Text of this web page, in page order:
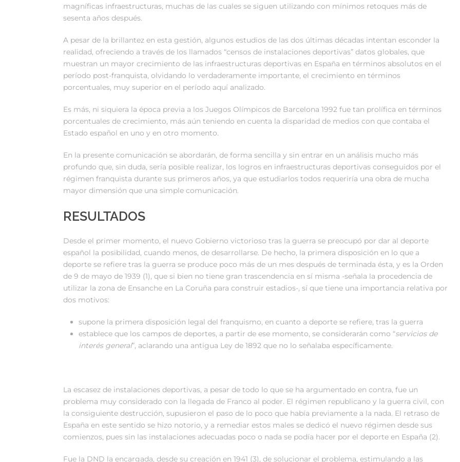
magníficas infraestructuras, muchas de las cuales se siguen utilizando con mínimos retoques más de
sesenta años después.
A pesar de la brillantez en esta gestión, algunos estudios de las dos últimas décadas intentan esconder la
realidad, ofreciendo a través de los llamados “censos de instalaciones deportivas” datos globales, que
muestran un mayor crecimiento de las infraestructuras deportivas en España en términos absolutos en el
período post-franquista, olvidando lo verdaderamente importante, el crecimiento en términos
porcentuales, muy superior en el período aquí analizado.
Es más, ni siquiera la época previa a los Juegos Olímpicos de Barcelona 1992 fue tan prolífica en términos
porcentuales de crecimiento, más aún teniendo en cuenta la disparidad de medios con que contaba el
Estado español en uno y en otro momento.
En la presente comunicación se abordarán, de forma sencilla y sin entrar en un análisis mucho más
profundo que, sin duda, sería posible realizar, los logros en infraestructuras deportivas conseguidos por el
régimen franquista durante sus primeros años, ya que estudiarlos todos requeriría una obra de mucha
mayor dimensión que una simple comunicación.
RESULTADOS
Desde el primer momento, el nuevo Gobierno victorioso tras la guerra se preocupó por dar al deporte
español la posibilidad, cuando menos, de desarrollarse. De hecho, la primera disposición en lo que a
deporte se refiere tras la guerra se produce poco más de un mes después de terminada ésta, y es la Orden
de 9 de mayo de 1939 (1), que si bien no tiene gran trascendencia en sí misma -señala la procedencia de
utilizar la zona de Ensanche en La Coruña para construir estadios-, sí que tiene una importancia relativa por
dos motivos:
supone la primera disposición legal del franquismo, en cuanto a deporte se refiere, tras la guerra
establece que los campos de deportes, a partir de ese momento, se considerarán como “servicios de
interés general”, aclarando una antigua Ley de 1892 que no lo señalaba específicamente.
La escasez de instalaciones deportivas, a pesar de todo lo que se ha argumentado en contra, fue un
problema muy considerado con la llegada de Franco al poder. El régimen republicano y la guerra civil, con
la consiguiente destrucción, supusieron el paso de lo poco que había previamente a la nada. El retraso de
España en este sentido se hizo notorio, y a remediar estos males se dedicó el nuevo régimen desde sus
comienzos, pues sin las instalaciones adecuadas poco o nada se podía hacer por el deporte en España (2).
Fue la DND la encargada, desde su creación en 1941 (3), de solucionar el problema, estimulando a las